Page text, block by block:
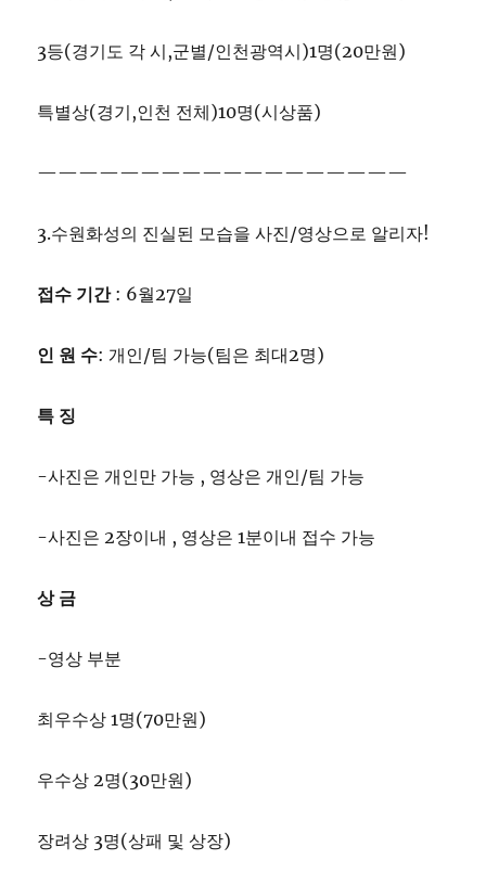
3등(경기도 각 시,군별/인천광역시)1명(20만원)
특별상(경기,인천 전체)10명(시상품)
——————————————————
3.수원화성의 진실된 모습을 사진/영상으로 알리자!
접수 기간: 6월27일
인 원 수: 개인/팀 가능(팀은 최대2명)
특 징
-사진은 개인만 가능 , 영상은 개인/팀 가능
-사진은 2장이내 , 영상은 1분이내 접수 가능
상 금
-영상 부분
최우수상 1명(70만원)
우수상 2명(30만원)
장려상 3명(상패 및 상장)